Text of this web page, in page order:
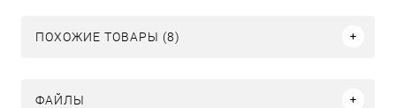
ПОХОЖИЕ ТОВАРЫ (8)
ФАЙЛЫ